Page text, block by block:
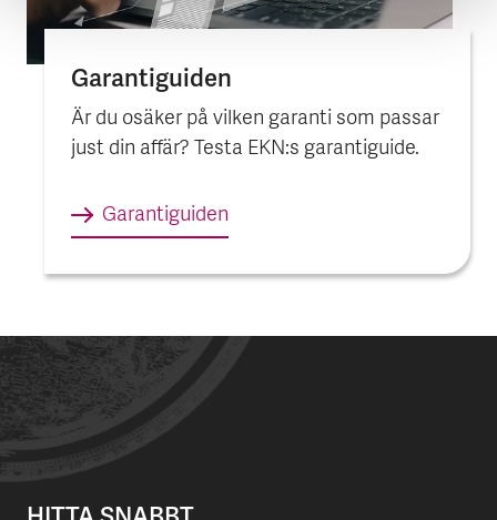
Garantiguiden
Är du osäker på vilken garanti som passar
just din affär? Testa EKN:s garantiguide.
Garantiguiden